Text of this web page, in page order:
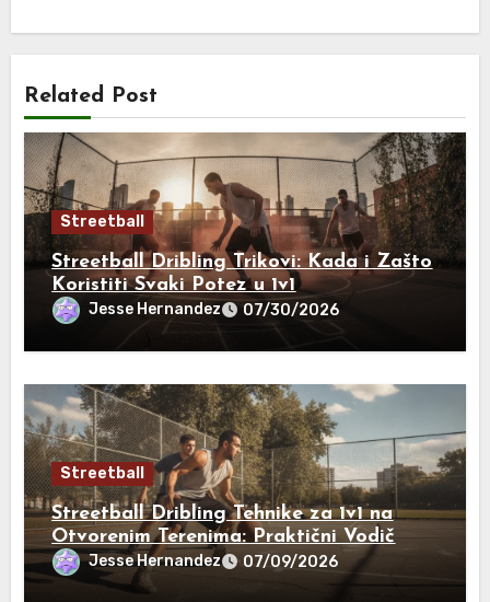
Related Post
Streetball
Streetball Dribling Trikovi: Kada i Zašto
Koristiti Svaki Potez u 1v1
Jesse Hernandez 07/30/2026
Streetball
Streetball Dribling Tehnike za 1v1 na
Otvorenim Terenima: Praktični Vodič
Jesse Hernandez 07/09/2026